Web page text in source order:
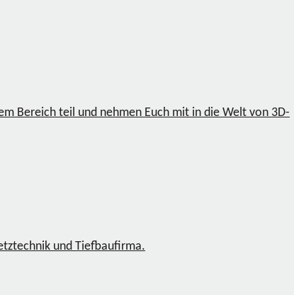
Bereich teil und nehmen Euch mit in die Welt von 3D-
und Tiefbaufirma.